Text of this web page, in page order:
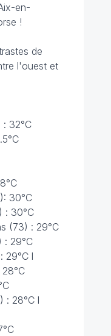
en-
!
de
l'ouest et
32°C
30°C
: 30°C
(73) : 29°C
: 29°C
29°C l
: 28°C l